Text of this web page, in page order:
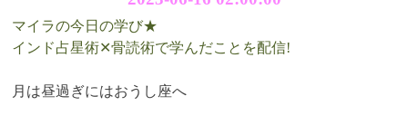
マイラの今日の学び★
インド占星術✕骨読術で学んだことを配信!
月は昼過ぎにはおうし座へ